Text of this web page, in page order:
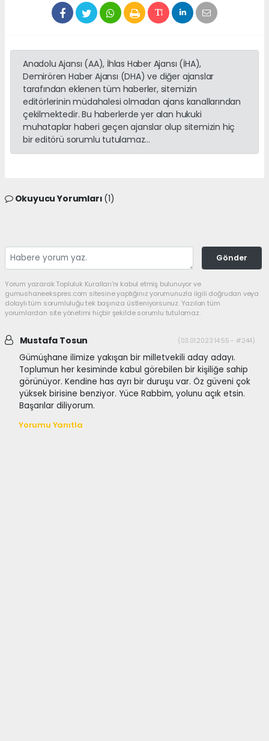
Anadolu Ajansı (AA), İhlas Haber Ajansı (İHA),
Demirören Haber Ajansı (DHA) ve diğer ajanslar
tarafından eklenen tüm haberler, sitemizin
editörlerinin müdahalesi olmadan ajans kanallarından
çekilmektedir. Bu haberlerde yer alan hukuki
muhataplar haberi geçen ajanslar olup sitemizin hiç
bir editörü sorumlu tutulamaz...
Okuyucu Yorumları (1)
Gönder
Yorum yazarak Topluluk Kuralları’nı kabul etmiş bulunuyor ve
gumushaneekspres.com sitesine yaptığınız yorumunuzla ilgili doğrudan veya
dolaylı tüm sorumluluğu tek başınıza üstleniyorsunuz. Yazılan tüm
yorumlardan site yönetimi hiçbir şekilde sorumlu tutulamaz.
Mustafa Tosun (03.01.2023 14:55 - #244)
Gümüşhane ilimize yakışan bir milletvekili aday adayı.
Toplumun her kesiminde kabul görebilen bir kişiliğe sahip
görünüyor. Kendine has ayrı bir duruşu var. Öz güveni çok
yüksek birisine benziyor. Yüce Rabbim, yolunu açık etsin.
Başarılar diliyorum.
Yorumu Yanıtla